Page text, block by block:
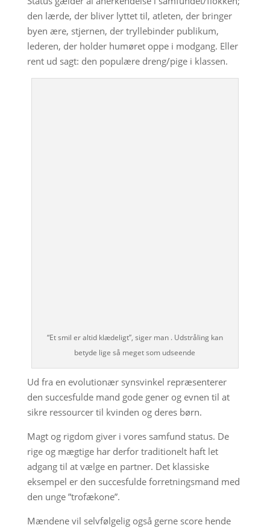
den lærde, der bliver lyttet til, atleten, der bringer
byen ære, stjernen, der tryllebinder publikum,
lederen, der holder humøret oppe i modgang. Eller
rent ud sagt: den populære dreng/pige i klassen.
“Et smil er altid klædeligt”, siger man . Udstråling kan
betyde lige så meget som udseende
Ud fra en evolutionær synsvinkel repræsenterer
den succesfulde mand gode gener og evnen til at
sikre ressourcer til kvinden og deres børn.
Magt og rigdom giver i vores samfund status. De
rige og mægtige har derfor traditionelt haft let
adgang til at vælge en partner. Det klassiske
eksempel er den succesfulde forretningsmand med
den unge ”trofækone”.
Mændene vil selvfølgelig også gerne score hende